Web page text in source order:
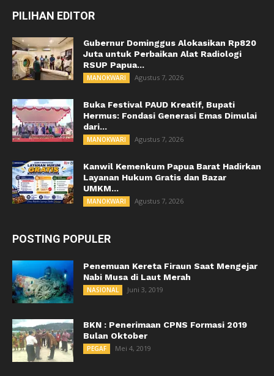
PILIHAN EDITOR
Gubernur Dominggus Alokasikan Rp820
Juta untuk Perbaikan Alat Radiologi
RSUP Papua...
MANOKWARI Agustus 7, 2026
Buka Festival PAUD Kreatif, Bupati
Hermus: Fondasi Generasi Emas Dimulai
dari...
MANOKWARI Agustus 7, 2026
Kanwil Kemenkum Papua Barat Hadirkan
Layanan Hukum Gratis dan Bazar
UMKM...
MANOKWARI Agustus 7, 2026
POSTING POPULER
Penemuan Kereta Firaun Saat Mengejar
Nabi Musa di Laut Merah
NASIONAL Juni 3, 2019
BKN : Penerimaan CPNS Formasi 2019
Bulan Oktober
PEGAF Mei 4, 2019